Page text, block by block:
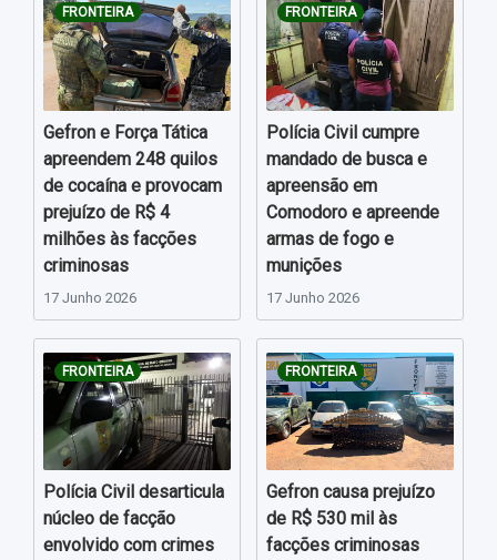
FRONTEIRA
Gefron e Força Tática
apreendem 248 quilos
de cocaína e provocam
prejuízo de R$ 4
milhões às facções
criminosas
17 Junho 2026
FRONTEIRA
Polícia Civil cumpre
mandado de busca e
apreensão em
Comodoro e apreende
armas de fogo e
munições
17 Junho 2026
FRONTEIRA
Polícia Civil desarticula
núcleo de facção
envolvido com crimes
FRONTEIRA
Gefron causa prejuízo
de R$ 530 mil às
facções criminosas